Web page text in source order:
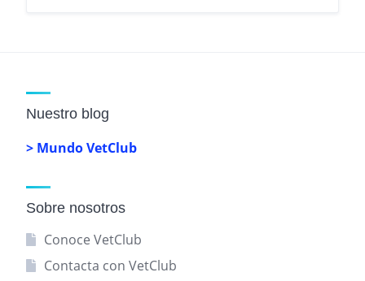
Nuestro blog
> Mundo VetClub
Sobre nosotros
Conoce VetClub
Contacta con VetClub